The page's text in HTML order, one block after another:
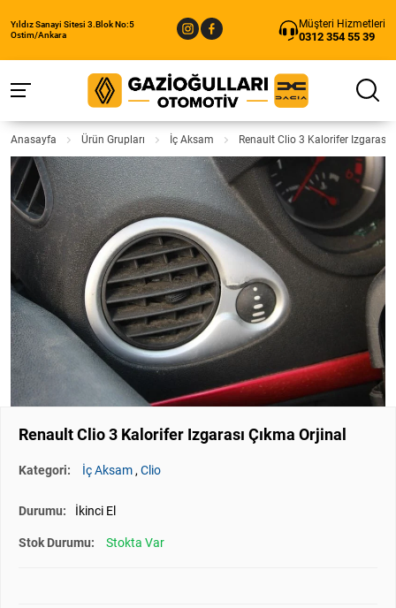
Yıldız Sanayi Sitesi 3.Blok No:5
Ostim/Ankara
Müşteri Hizmetleri
0312 354 55 39
Anasayfa Ürün Grupları İç Aksam Renault Clio 3 Kalorifer Izgarası
Renault Clio 3 Kalorifer Izgarası Çıkma Orjinal
Kategori: İç Aksam , Clio
Durumu: İkinci El
Stok Durumu: Stokta Var